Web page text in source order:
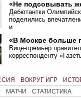
«Не подсовывать
Дебютантки
поделились
и
«В Москве больше
Вице-премьер
корреспонденту
ВОКРУГ ИГР
МАТЧИ СТАТИСТИКА